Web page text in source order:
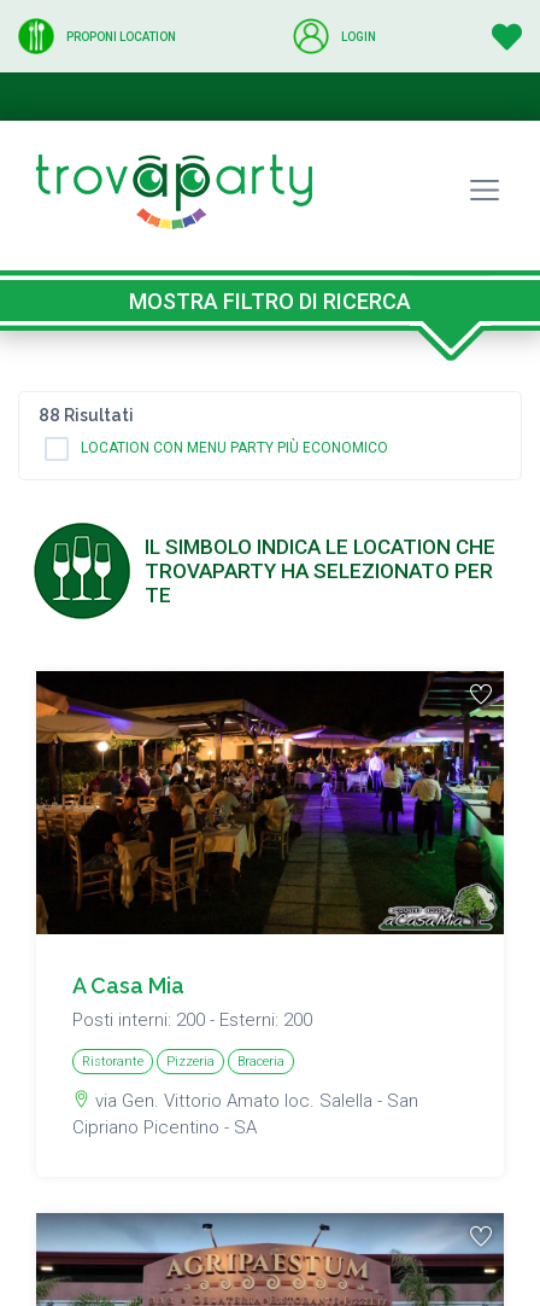
PROPONI LOCATION LOGIN
MOSTRA FILTRO DI RICERCA
88 Risultati
LOCATION CON MENU PARTY PIÙ ECONOMICO
IL SIMBOLO INDICA LE LOCATION CHE
TROVAPARTY HA SELEZIONATO PER
TE
A Casa Mia
Posti interni: 200 - Esterni: 200
Ristorante Pizzeria Braceria
via Gen. Vittorio Amato loc. Salella - San
Cipriano Picentino - SA